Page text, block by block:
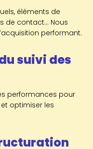
éléments de
de contact... Nous
performant.
suivi des
performances pour
optimiser les